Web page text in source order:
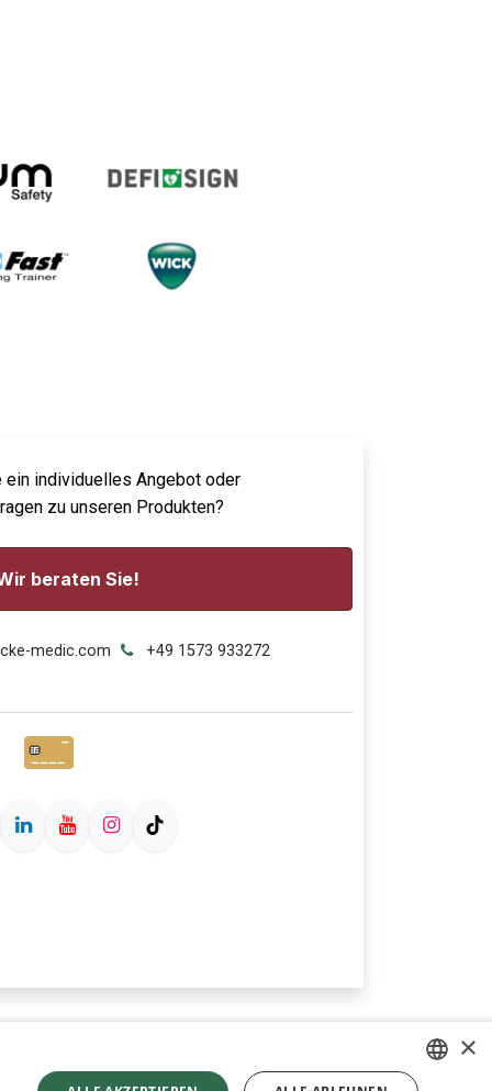
ein individuelles Angebot oder
zu unseren Produkten?
beraten Sie!
medic.com +49 1573 933272
×